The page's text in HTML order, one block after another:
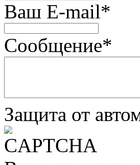
Ваш E-mail*
Сообщение*
Защита от